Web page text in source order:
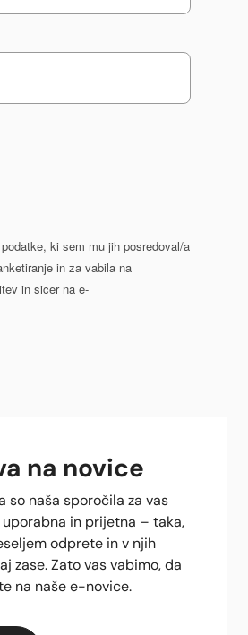
ki sem mu jih posredoval/a
in za vabila na
in sicer na e-
na novice
so naša sporočila za vas
uporabna in prijetna – taka,
odprete in v njih
zase. Zato vas vabimo, da
na naše e-novice.